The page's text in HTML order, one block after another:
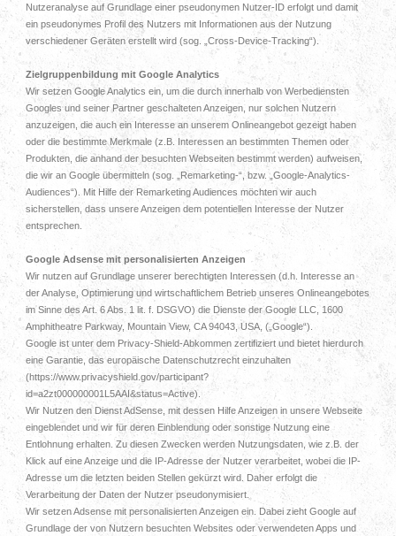
Nutzeranalyse auf Grundlage einer pseudonymen Nutzer-ID erfolgt und damit
ein pseudonymes Profil des Nutzers mit Informationen aus der Nutzung
verschiedener Geräten erstellt wird (sog. „Cross-Device-Tracking“).
Zielgruppenbildung mit Google Analytics
Wir setzen Google Analytics ein, um die durch innerhalb von Werbediensten
Googles und seiner Partner geschalteten Anzeigen, nur solchen Nutzern
anzuzeigen, die auch ein Interesse an unserem Onlineangebot gezeigt haben
oder die bestimmte Merkmale (z.B. Interessen an bestimmten Themen oder
Produkten, die anhand der besuchten Webseiten bestimmt werden) aufweisen,
die wir an Google übermitteln (sog. „Remarketing-“, bzw. „Google-Analytics-
Audiences“). Mit Hilfe der Remarketing Audiences möchten wir auch
sicherstellen, dass unsere Anzeigen dem potentiellen Interesse der Nutzer
entsprechen.
Google Adsense mit personalisierten Anzeigen
Wir nutzen auf Grundlage unserer berechtigten Interessen (d.h. Interesse an
der Analyse, Optimierung und wirtschaftlichem Betrieb unseres Onlineangebotes
im Sinne des Art. 6 Abs. 1 lit. f. DSGVO) die Dienste der Google LLC, 1600
Amphitheatre Parkway, Mountain View, CA 94043, USA, („Google“).
Google ist unter dem Privacy-Shield-Abkommen zertifiziert und bietet hierdurch
eine Garantie, das europäische Datenschutzrecht einzuhalten
(https://www.privacyshield.gov/participant?
id=a2zt000000001L5AAI&status=Active).
Wir Nutzen den Dienst AdSense, mit dessen Hilfe Anzeigen in unsere Webseite
eingeblendet und wir für deren Einblendung oder sonstige Nutzung eine
Entlohnung erhalten. Zu diesen Zwecken werden Nutzungsdaten, wie z.B. der
Klick auf eine Anzeige und die IP-Adresse der Nutzer verarbeitet, wobei die IP-
Adresse um die letzten beiden Stellen gekürzt wird. Daher erfolgt die
Verarbeitung der Daten der Nutzer pseudonymisiert.
Wir setzen Adsense mit personalisierten Anzeigen ein. Dabei zieht Google auf
Grundlage der von Nutzern besuchten Websites oder verwendeten Apps und